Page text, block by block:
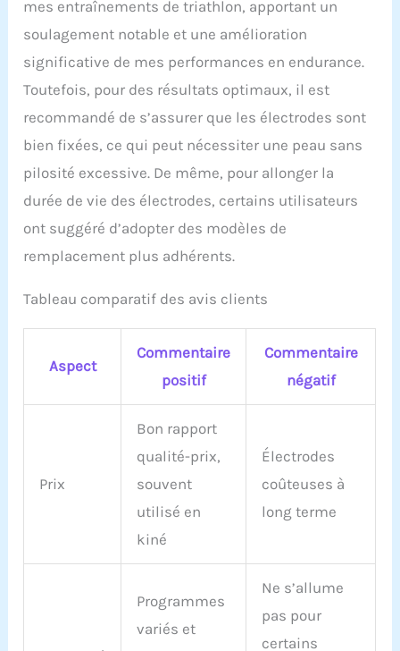
mes entraînements de triathlon, apportant un
soulagement notable et une amélioration
significative de mes performances en endurance.
Toutefois, pour des résultats optimaux, il est
recommandé de s’assurer que les électrodes sont
bien fixées, ce qui peut nécessiter une peau sans
pilosité excessive. De même, pour allonger la
durée de vie des électrodes, certains utilisateurs
ont suggéré d’adopter des modèles de
remplacement plus adhérents.
Tableau comparatif des avis clients
Aspect
Commentaire
positif
Commentaire
négatif
Prix
Bon rapport
qualité-prix,
souvent
utilisé en
kiné
Électrodes
coûteuses à
long terme
Programmes
variés et
Ne s’allume
pas pour
certains